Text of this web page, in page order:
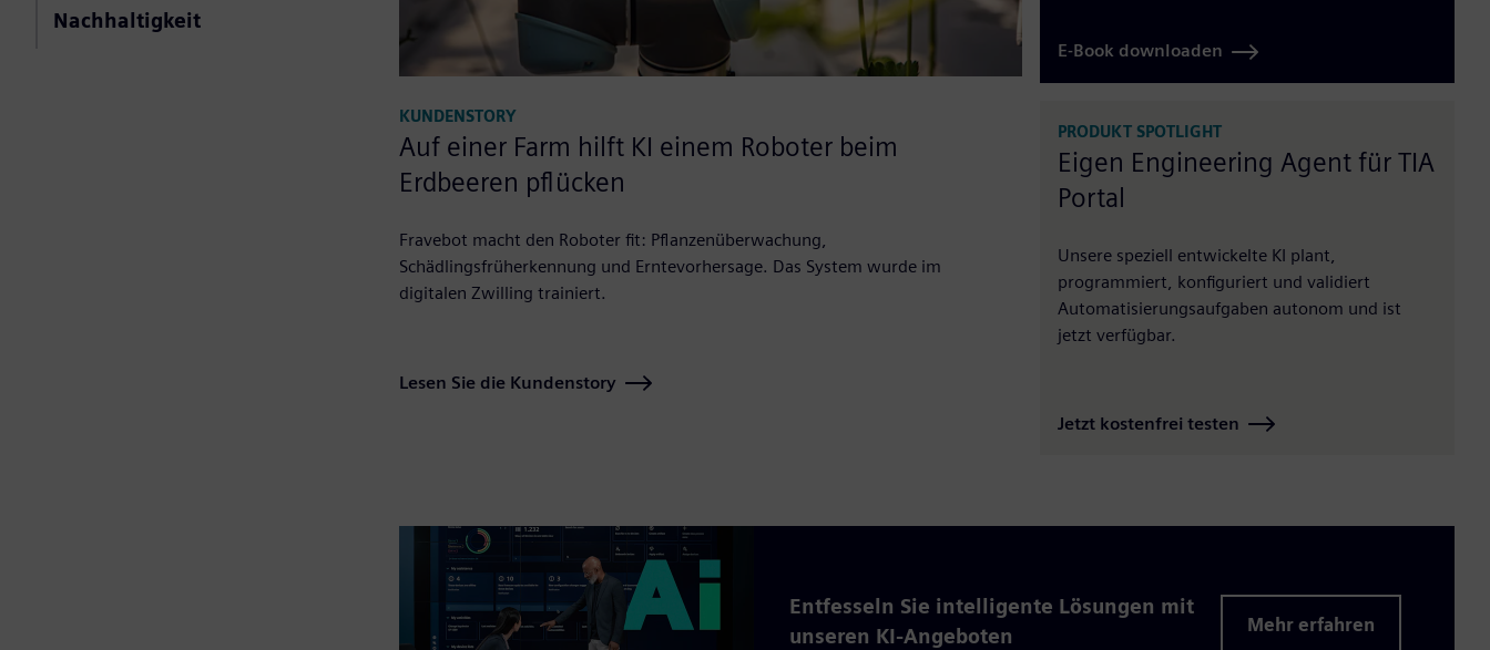
Nachhaltigkeit
KUNDENSTORY
Auf einer Farm hilft KI einem Roboter beim
Erdbeeren pflücken
Fravebot macht den Roboter fit: Pflanzenüberwachung,
Schädlingsfrüherkennung und Erntevorhersage. Das System wurde im
digitalen Zwilling trainiert.
Lesen Sie die Kundenstory
E-Book downloaden
PRODUKT SPOTLIGHT
Eigen Engineering Agent für TIA
Portal
Unsere speziell entwickelte KI plant,
programmiert, konfiguriert und validiert
Automatisierungsaufgaben autonom und ist
jetzt verfügbar.
Jetzt kostenfrei testen
Entfesseln Sie intelligente Lösungen mit
unseren KI-Angeboten
Mehr erfahren